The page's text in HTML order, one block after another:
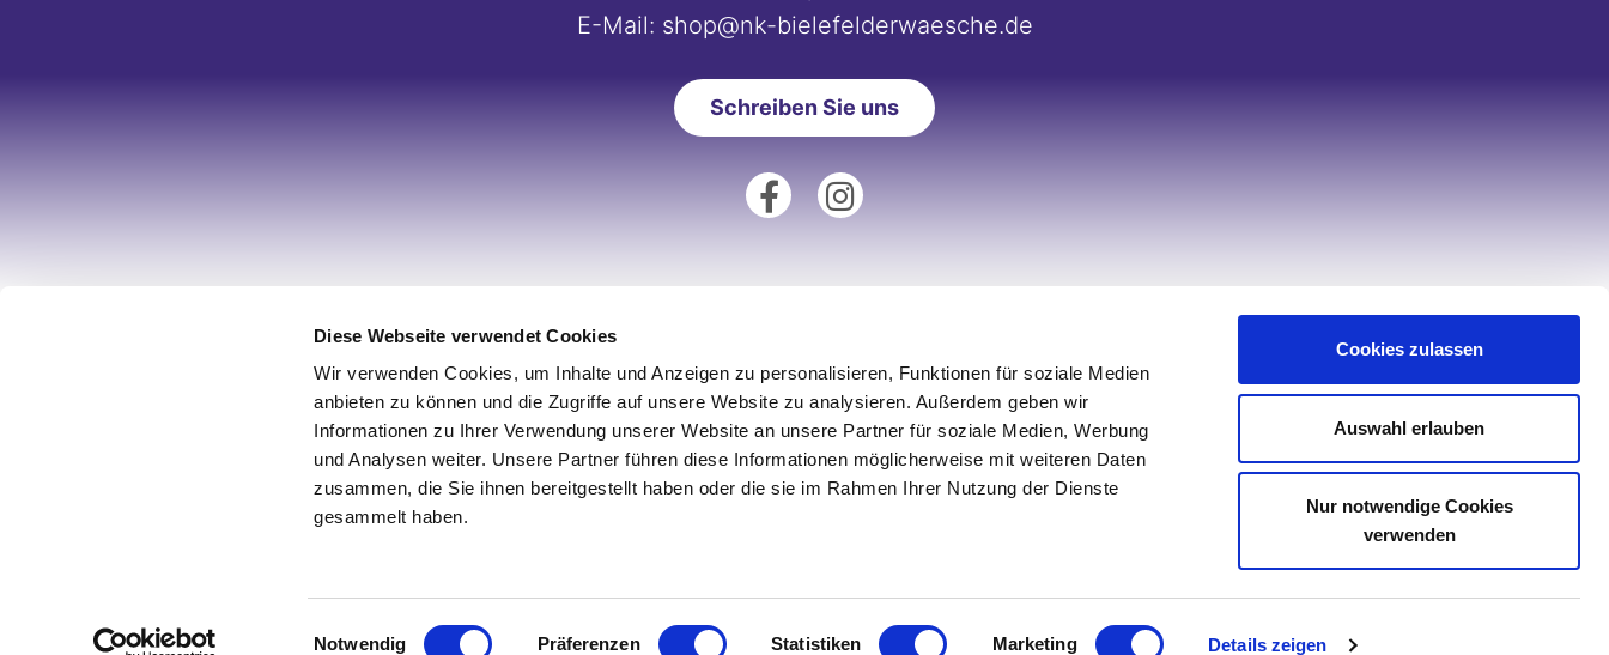
Diese Webseite verwendet Cookies
Wir verwenden Cookies, um Inhalte und Anzeigen zu personalisieren, Funktionen für soziale Medien
anbieten zu können und die Zugriffe auf unsere Website zu analysieren. Außerdem geben wir
Informationen zu Ihrer Verwendung unserer Website an unsere Partner für soziale Medien, Werbung
und Analysen weiter. Unsere Partner führen diese Informationen möglicherweise mit weiteren Daten
zusammen, die Sie ihnen bereitgestellt haben oder die sie im Rahmen Ihrer Nutzung der Dienste
gesammelt haben.
Einwilligungsauswahl
Notwendig Präferenzen Statistiken Marketing Details zeigen
Cookies zulassen
Auswahl erlauben
Nur notwendige Cookies
verwenden
E-Mail: shop@nk-bielefelderwaesche.de
Schreiben Sie uns
Informationen
Über uns
Impressum
Standort Augsburg
Standort Aachen
Standort Köln
Kontakt
Retourenportal
Sonderanfertigung Tischwäsche
Sonderanfertigung Spannbettlaken
© 2026 Design by netz & werk